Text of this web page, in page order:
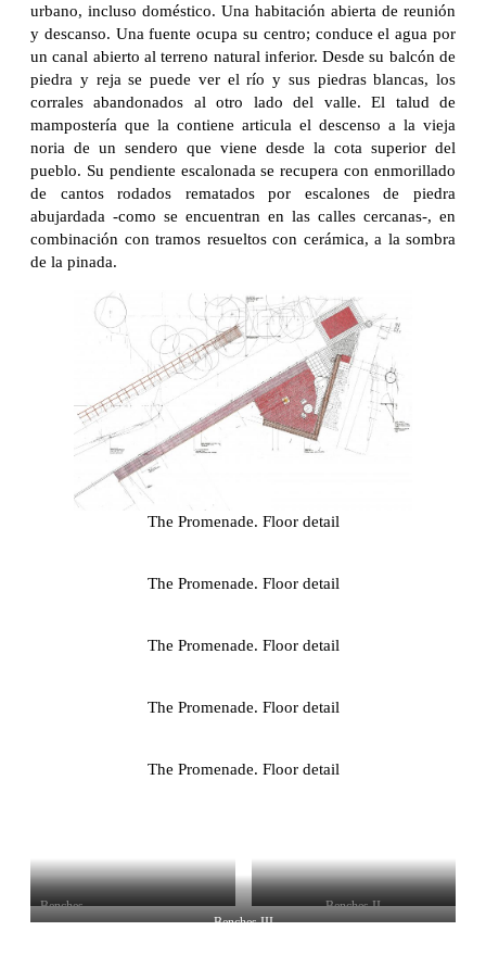
urbano, incluso doméstico. Una habitación abierta de reunión
y descanso. Una fuente ocupa su centro; conduce el agua por
un canal abierto al terreno natural inferior. Desde su balcón de
piedra y reja se puede ver el río y sus piedras blancas, los
corrales abandonados al otro lado del valle. El talud de
mampostería que la contiene articula el descenso a la vieja
noria de un sendero que viene desde la cota superior del
pueblo. Su pendiente escalonada se recupera con enmorillado
de cantos rodados rematados por escalones de piedra
abujardada -como se encuentran en las calles cercanas-, en
combinación con tramos resueltos con cerámica, a la sombra
de la pinada.
The Promenade. Floor detail
The Promenade. Floor detail
The Promenade. Floor detail
The Promenade. Floor detail
The Promenade. Floor detail
Benches
Benches II
Benches III